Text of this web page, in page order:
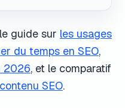
guide sur les usages
du temps en SEO,
2026, et le comparatif
SEO.